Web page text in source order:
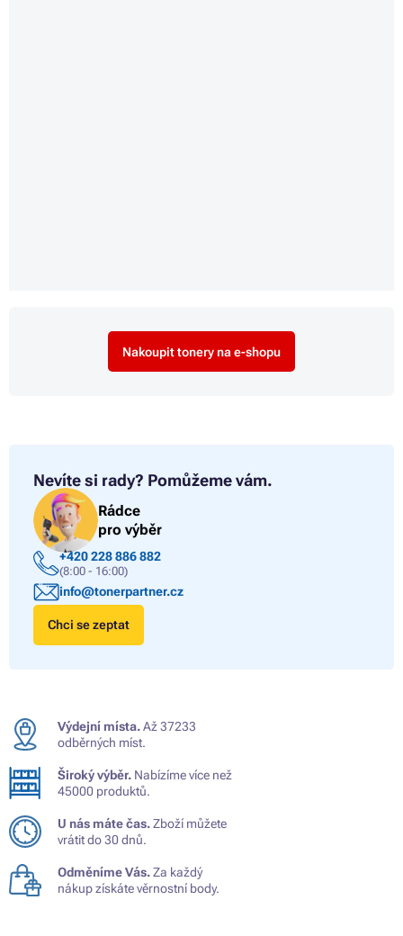
Nakoupit tonery na e-shopu
Nevíte si rady? Pomůžeme vám.
Rádce
pro výběr
+420 228 886 882
(8:00 - 16:00)
info@tonerpartner.cz
Chci se zeptat
Výdejní místa.Až 37233
odběrných míst.
Široký výběr. Nabízíme více než
45000 produktů.
U nás máte čas.Zboží můžete
vrátit do 30 dnů.
Odměníme Vás.Za každý
nákup získáte věrnostní body.